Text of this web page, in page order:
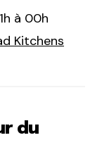
à 00h
Kitchens
du